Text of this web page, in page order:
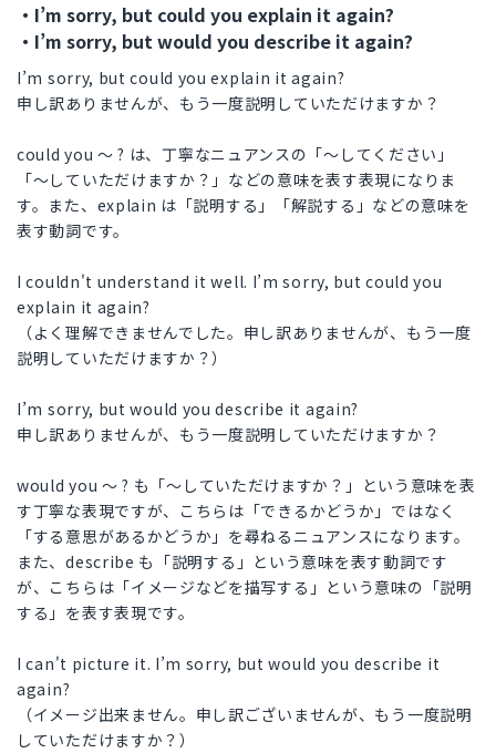
・I’m sorry, but could you explain it again?
・I’m sorry, but would you describe it again?
I’m sorry, but could you explain it again?
申し訳ありませんが、もう一度説明していただけますか？
could you 〜 ? は、丁寧なニュアンスの「〜してください」
「〜していただけますか？」などの意味を表す表現になりま
す。また、explain は「説明する」「解説する」などの意味を
表す動詞です。
I couldn't understand it well. I’m sorry, but could you
explain it again?
（よく理解できませんでした。申し訳ありませんが、もう一度
説明していただけますか？）
I’m sorry, but would you describe it again?
申し訳ありませんが、もう一度説明していただけますか？
would you 〜 ? も「〜していただけますか？」という意味を表
す丁寧な表現ですが、こちらは「できるかどうか」ではなく
「する意思があるかどうか」を尋ねるニュアンスになります。
また、describe も「説明する」という意味を表す動詞です
が、こちらは「イメージなどを描写する」という意味の「説明
する」を表す表現です。
I can't picture it. I’m sorry, but would you describe it
again?
（イメージ出来ません。申し訳ございませんが、もう一度説明
していただけますか？）